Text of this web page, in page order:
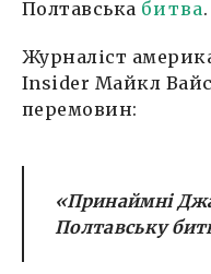
Полтавська битва.
Журналіст
Insider Майкл
перемовин:
«Принаймні
Полтавську